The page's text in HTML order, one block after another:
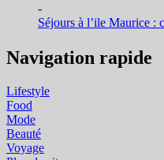
-
Séjours à l’ile Maurice :
Navigation rapide
Lifestyle
Food
Mode
Beauté
Voyage